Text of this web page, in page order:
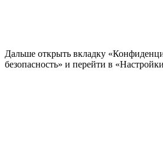
Дальше открыть вкладку
безопасность» и перейти в